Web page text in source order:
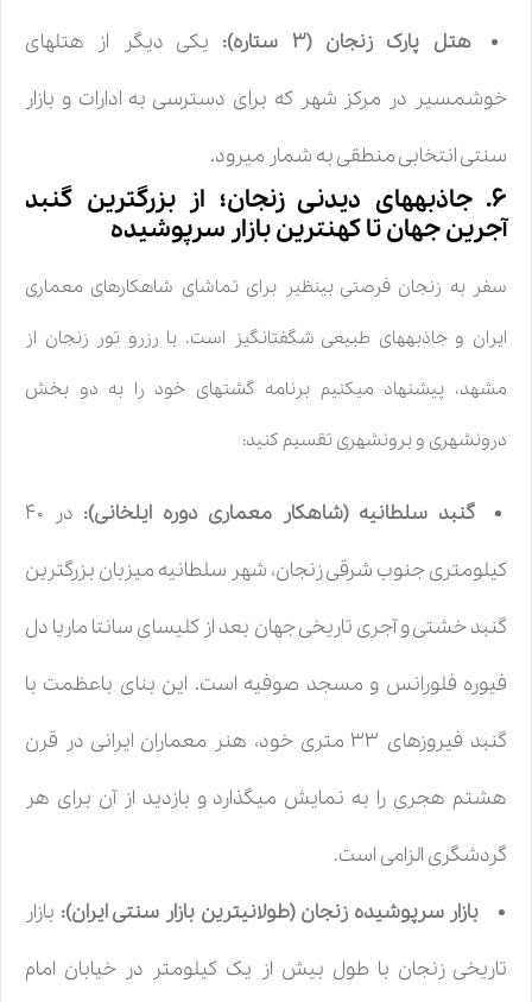
هتل پارک زنجان (۳ ستاره): یکی دیگر از هتلهای
خوشمسیر در مرکز شهر که برای دسترسی به ادارات و بازار
سنتی انتخابی منطقی به شمار میرود.
۶. جاذبههای دیدنی زنجان؛ از بزرگترین گنبد
آجرین جهان تا کهنترین بازار سرپوشیده
سفر به زنجان فرصتی بینظیر برای تماشای شاهکارهای معماری
ایران و جاذبههای طبیعی شگفتانگیز است. با رزرو تور زنجان از
مشهد، پیشنهاد میکنیم برنامه گشتهای خود را به دو بخش
درونشهری و برونشهری تقسیم کنید:
گنبد سلطانیه (شاهکار معماری دوره ایلخانی): در ۴۰
کیلومتری جنوب شرقی زنجان، شهر سلطانیه میزبان بزرگترین
گنبد خشتی و آجری تاریخی جهان بعد از کلیسای سانتا ماریا دل
فیوره فلورانس و مسجد صوفیه است. این بنای باعظمت با
گنبد فیروزهای ۳۳ متری خود، هنر معماران ایرانی در قرن
هشتم هجری را به نمایش میگذارد و بازدید از آن برای هر
گردشگری الزامی است.
بازار سرپوشیده زنجان (طولانیترین بازار سنتی ایران): بازار
تاریخی زنجان با طول بیش از یک کیلومتر در خیابان امام